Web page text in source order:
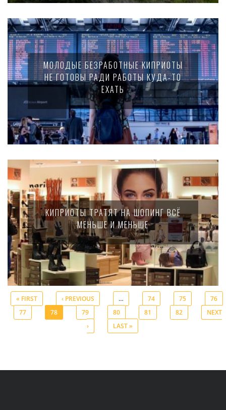
МОЛОДЫЕ БЕЗРАБОТНЫЕ КИПРИОТЫ
НЕ ГОТОВЫ РАДИ РАБОТЫ КУДА-ТО
ЕХАТЬ
КИПРИОТЫ ТРАТЯТ НА ШОПИНГ ВСЁ
МЕНЬШЕ И МЕНЬШЕ
Pages
« FIRST ‹ PREVIOUS … 74 75
76
77
78 79 80 81 82
NEXT
›
LAST »